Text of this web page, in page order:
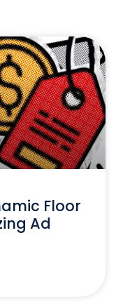
Floor
Ad